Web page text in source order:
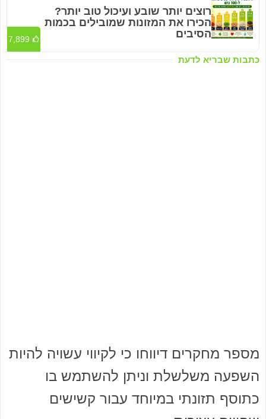
כתבות שבריא לדעת
רוצים יותר שובע ועיכול טוב יותר?
הכירו את המזונות שמובילים בכמות
הסיבים
7,899
מספר מחקרים דיווחו כי לקיווי עשויה להיות
השפעה משלשלת וניתן להשתמש בו
כתוסף תזונתי במיוחד עבור קשישים